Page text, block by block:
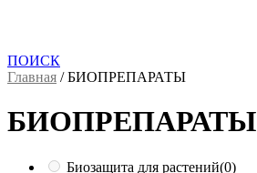
ПОИСК
Главная /БИОПРЕПАРАТЫ
БИОПРЕПАРАТЫ
Биозащита для растений(0)